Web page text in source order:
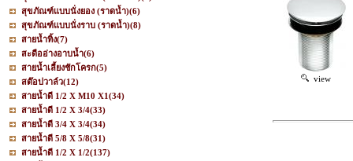
สุขภัณฑ์แบบนั่งยอง (ราดน้ำ)(6)
สุขภัณฑ์แบบนั่งราบ (ราดน้ำ)(8)
สายน้ำทิ้ง(7)
สะดืออ่างอาบน้ำ(6)
สายน้ำเลี้ยงชักโครก(5)
สต๊อปวาล์ว(12)
สายน้ำดี 1/2 X M10 X1(34)
สายน้ำดี 1/2 X 3/4(33)
สายน้ำดี 3/4 X 3/4(34)
สายน้ำดี 5/8 X 5/8(31)
สายน้ำดี 1/2 X 1/2(137)
view